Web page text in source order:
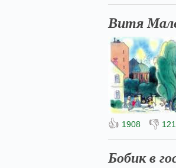
Витя
👍 1908 👎 121
Бобик в